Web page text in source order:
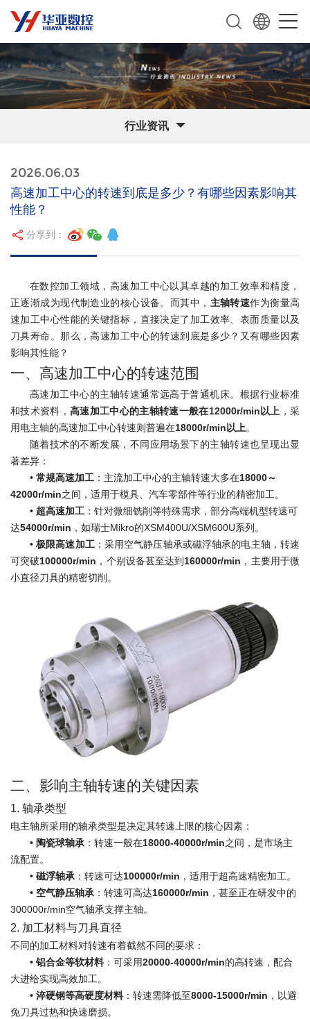
行业资讯
2026.06.03
高速加工中心的转速到底是多少？有哪些因素影响其
性能？
分享到：
在数控加工领域，高速加工中心以其卓越的加工效率和精度，
正逐渐成为现代制造业的核心设备。而其中， 主轴转速作为衡量高
速加工中心性能的关键指标，直接决定了加工效率、表面质量以及
刀具寿命。那么，高速加工中心的转速到底是多少？又有哪些因素
影响其性能？
一、高速加工中心的转速范围
高速加工中心的主轴转速通常远高于普通机床。根据行业标准
和技术资料， 高速加工中心的主轴转速一般在12000r/min以上 ，采
用电主轴的高速加工中心转速则普遍在18000r/min以上。
随着技术的不断发展，不同应用场景下的主轴转速也呈现出显
著差异：
• 常规高速加工 ：主流加工中心的主轴转速大多在18000～
42000r/min之间，适用于模具、汽车零部件等行业的精密加工。
• 超高速加工 ：针对微细铣削等特殊需求，部分高端机型转速可
达54000r/min ，如瑞士Mikro的XSM400U/XSM600U系列。
•极限高速加工：采用空气静压轴承或磁浮轴承的电主轴，转速
可突破100000r/min ，个别设备甚至达到 160000r/min ，主要用于微
小直径刀具的精密切削。
二、影响主轴转速的关键因素
1. 轴承类型
电主轴所采用的轴承类型是决定其转速上限的核心因素：
• 陶瓷球轴承 ：转速一般在18000-40000r/min之间，是市场主
流配置。
• 磁浮轴承 ：转速可达100000r/min ，适用于超高速精密加工。
• 空气静压轴承 ：转速可高达160000r/min ，甚至正在研发中的
300000r/min空气轴承支撑主轴。
2. 加工材料与刀具直径
不同的加工材料对转速有着截然不同的要求：
• 铝合金等软材料：可采用20000-40000r/min的高转速，配合
大进给实现高效加工。
• 淬硬钢等高硬度材料：转速需降低至8000-15000r/min ，以避
免刀具过热和快速磨损。